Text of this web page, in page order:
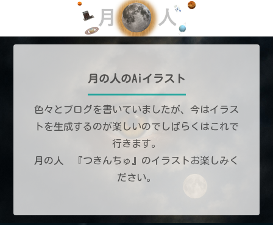
月の人のAiイラスト
色々とブログを書いていましたが、今はイラス
トを生成するのが楽しいのでしばらくはこれで
行きます。
月の人 『つきんちゅ』のイラストお楽しみく
ださい。